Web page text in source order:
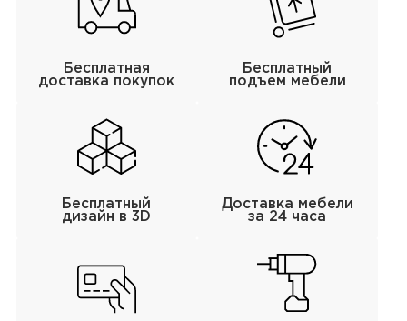
Бесплатная
доставка покупок
Бесплатный
подъем мебели
Бесплатный
дизайн в 3D
Доставка мебели
за 24 часа